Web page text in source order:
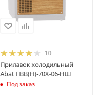
10
Прилавок холодильный
Abat ПВВ(Н)-70Х-06-НШ
Под заказ